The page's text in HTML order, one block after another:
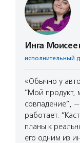
Инга
исполнительный
«Обычно у
“Мой продукт,
совпадение”,
работает.
планы к
его одним из